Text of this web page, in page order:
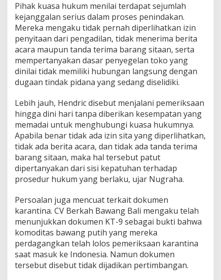
Pihak kuasa hukum menilai terdapat sejumlah
kejanggalan serius dalam proses penindakan.
Mereka mengaku tidak pernah diperlihatkan izin
penyitaan dari pengadilan, tidak menerima berita
acara maupun tanda terima barang sitaan, serta
mempertanyakan dasar penyegelan toko yang
dinilai tidak memiliki hubungan langsung dengan
dugaan tindak pidana yang sedang diselidiki.
Lebih jauh, Hendric disebut menjalani pemeriksaan
hingga dini hari tanpa diberikan kesempatan yang
memadai untuk menghubungi kuasa hukumnya.
Apabila benar tidak ada izin sita yang diperlihatkan,
tidak ada berita acara, dan tidak ada tanda terima
barang sitaan, maka hal tersebut patut
dipertanyakan dari sisi kepatuhan terhadap
prosedur hukum yang berlaku, ujar Nugraha.
Persoalan juga mencuat terkait dokumen
karantina. CV Berkah Bawang Bali mengaku telah
menunjukkan dokumen KT-9 sebagai bukti bahwa
komoditas bawang putih yang mereka
perdagangkan telah lolos pemeriksaan karantina
saat masuk ke Indonesia. Namun dokumen
tersebut disebut tidak dijadikan pertimbangan.